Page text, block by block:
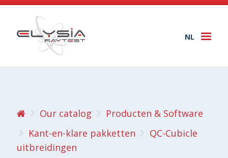
NL
Our catalog
Producten & Software
Kant-en-klare pakketten
QC-Cubicle
uitbreidingen